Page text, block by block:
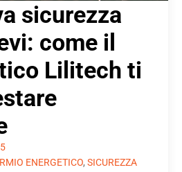
sicurezza
come il
Lilitech ti
ENERGETICO, SICUREZZA